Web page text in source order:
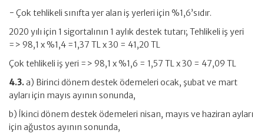
− Çok tehlikeli sınıfta yer alan iş yerleri için %1,6’sıdır.
2020 yılı için 1 sigortalının 1 aylık destek tutarı; Tehlikeli iş yeri
=> 98,1 x %1,4 =1,37 TL x 30 = 41,20 TL
Çok tehlikeli iş yeri => 98,1 x %1,6 = 1,57 TL x 30 = 47,09 TL
4.3.a) Birinci dönem destek ödemeleri ocak, şubat ve mart
ayları için mayıs ayının sonunda,
b) İkinci dönem destek ödemeleri nisan, mayıs ve haziran ayları
için ağustos ayının sonunda,